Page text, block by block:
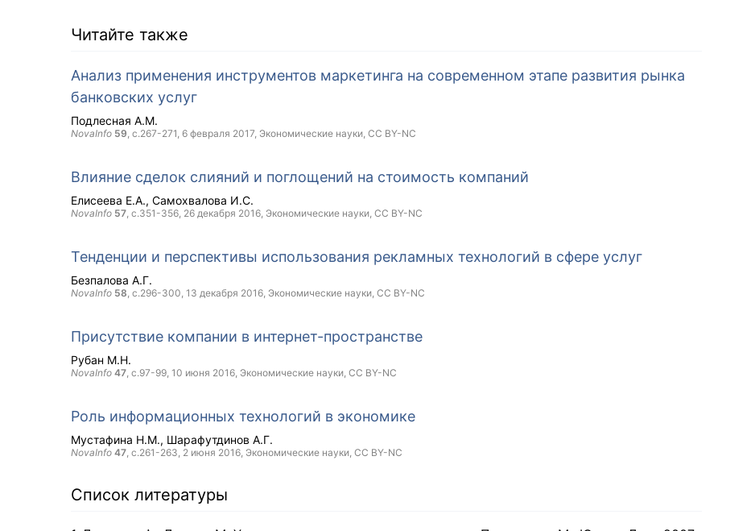
Читайте также
Анализ применения инструментов маркетинга на современном этапе развития рынка
банковских услуг
Подлесная А.М.
NovaInfo 59 , с.267-271, 6 февраля 2017 , Экономические науки, CC BY-NC
Влияние сделок слияний и поглощений на стоимость компаний
Елисеева Е.А. Самохвалова И.С.
NovaInfo 57 , с.351-356, 26 декабря 2016 , Экономические науки, CC BY-NC
Тенденции и перспективы использования рекламных технологий в сфере услуг
Безпалова А.Г.
NovaInfo 58 , с.296-300, 13 декабря 2016 , Экономические науки, CC BY-NC
Присутствие компании в интернет-пространстве
Рубан М.Н.
NovaInfo 47 , с.97-99, 10 июня 2016 , Экономические науки, CC BY-NC
Роль информационных технологий в экономике
Мустафина Н.М. Шарафутдинов А.Г.
NovaInfo 47 , с.261-263, 2 июня 2016 , Экономические науки, CC BY-NC
Список литературы